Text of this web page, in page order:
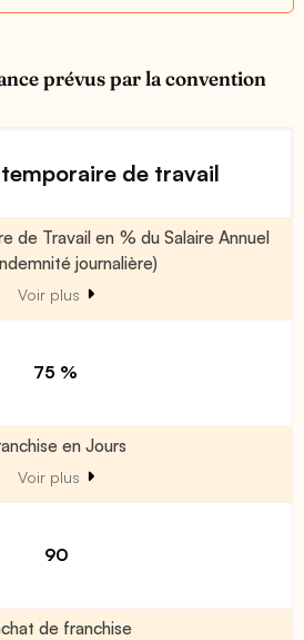
prévus par la convention
de travail
de Travail en % du Salaire Annuel
journalière)
Voir plus
75 %
en Jours
Voir plus
90
de franchise